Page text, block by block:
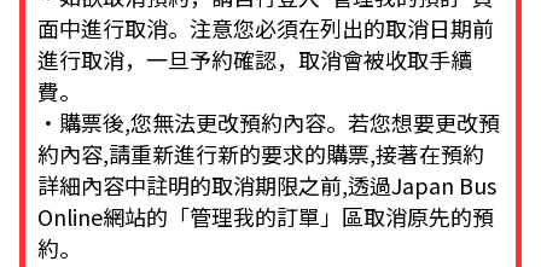
面中進行取消。注意您必須在列出的取消日期前
進行取消，一旦予約確認，取消會被收取手續
費。
・購票後,您無法更改預約內容。若您想要更改預
約內容,請重新進行新的要求的購票,接著在預約
詳細內容中註明的取消期限之前,透過Japan Bus
Online網站的「管理我的訂單」區取消原先的預
約。